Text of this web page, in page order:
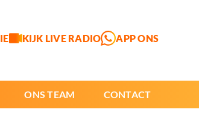
KIJK LIVE RADIO APP ONS
ONS TEAM CONTACT